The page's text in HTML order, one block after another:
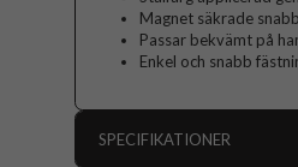
Magnet säkrade
Passar bekvämt på
Enkel och snabb
SPECIFIKATIONER